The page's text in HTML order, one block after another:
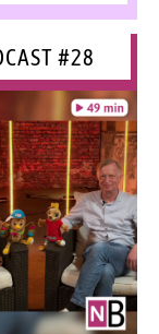
#28